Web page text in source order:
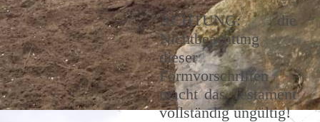
ACHTUNG: die
Nichtbeachtung
dieser
Formvorschriften
macht das Testament
vollständig ungültig!